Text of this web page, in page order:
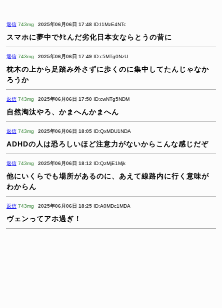
返信 743mg 2025年06月06日 17:48 ID:I1MzE4NTc
スマホに夢中でﾀﾋんだ劣化日本女ならとうの昔に
返信 743mg 2025年06月06日 17:49 ID:c5MTg0NzU
枕木の上から足踏み外さずに歩くのに集中してたんじゃなか
ろうか
返信 743mg 2025年06月06日 17:50 ID:cwNTg5NDM
自然淘汰やろ、かまへんかまへん
返信 743mg 2025年06月06日 18:05 ID:QxMDU1NDA
ADHDの人は恐ろしいほど注意力がないからこんな感じだぞ
返信 743mg 2025年06月06日 18:12 ID:QzMjE1Mjk
他にいくらでも場所があるのに、あえて線路内に行く意味が
わからん
返信 743mg 2025年06月06日 18:25 ID:A0MDc1MDA
ヴェンってアホ過ぎ！